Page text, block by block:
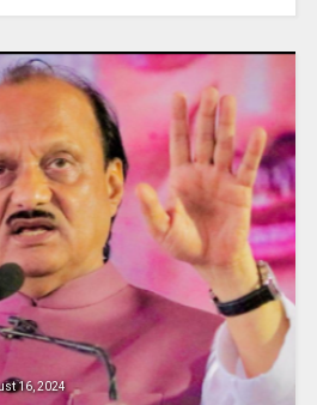
16, 2024